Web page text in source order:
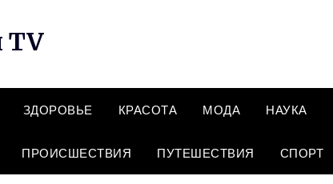
TV
ЗДОРОВЬЕ КРАСОТА МОДА НАУКА
ПРОИСШЕСТВИЯ ПУТЕШЕСТВИЯ СПОРТ